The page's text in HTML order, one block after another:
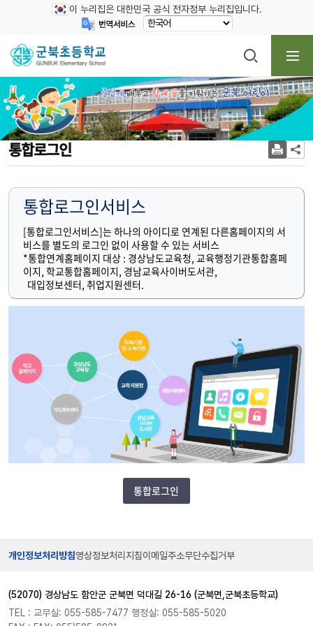
이 누리집은 대한민국 공식 전자정부 누리집입니다.
통합로그인
통합로그인서비스
[통합로그인서비스]는 하나의 아이디로 연계된 다른홈페이지의 서
비스를 별도의 로그인 없이 사용할 수 있는 서비스
*통합연계홈페이지 대상 : 경상남도교육청, 교육행정기관통합홈페
이지, 학교통합홈페이지, 경남교육사이버도서관,
대입정보센터, 취업지원센터.
통합로그인
개인정보처리방침영상정보처리지침이메일주소무단수집거부
(52070) 경상남도 함안군 군북면 덕대길 26-16 (군북면,군북초등학교)
TEL : 교무실: 055-585-7477 행정실: 055-585-5020